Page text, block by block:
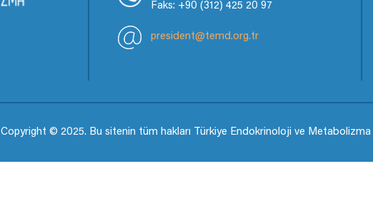
Faks: +90 (312) 425 20 97
president@temd.org.tr
Copyright © 2025. Bu sitenin tüm hakları Türkiye Endokrinoloji ve